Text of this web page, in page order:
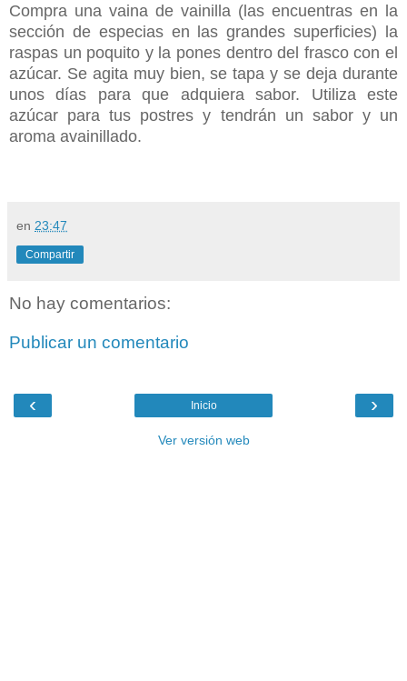
Compra una vaina de vainilla (las encuentras en la
sección de especias en las grandes superficies) la
raspas un poquito y la pones dentro del frasco con el
azúcar. Se agita muy bien, se tapa y se deja durante
unos días para que adquiera sabor. Utiliza este
azúcar para tus postres y tendrán un sabor y un
aroma avainillado.
en 23:47
Compartir
No hay comentarios:
Publicar un comentario
‹ ›
Inicio
Ver versión web